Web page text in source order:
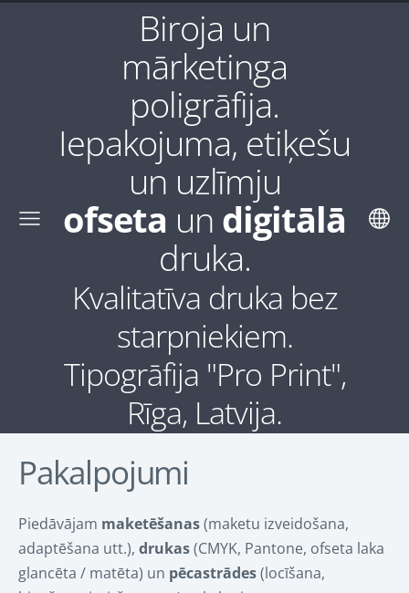
Biroja un
mārketinga
poligrāfija.
Iepakojuma, etiķešu
un uzlīmju
ofseta un digitālā
druka.
Kvalitatīva druka bez
starpniekiem.
Tipogrāfija "Pro Print",
Rīga, Latvija.
Pakalpojumi
Piedāvājam maketēšanas(maketu izveidošana,
adaptēšana utt.), drukas(CMYK, Pantone, ofseta laka
glancēta / matēta) un pēcastrādes(locīšana,